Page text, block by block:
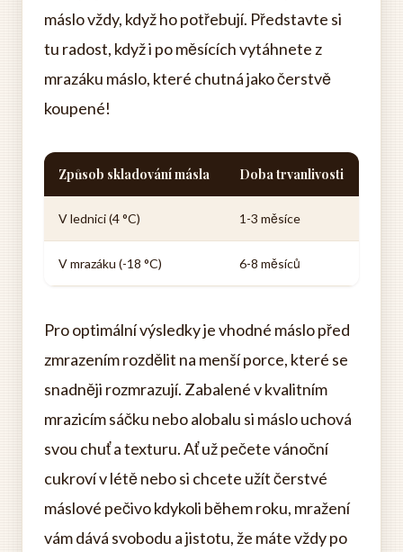
máslo vždy, když ho potřebují. Představte si
tu radost, když i po měsících vytáhnete z
mrazáku máslo, které chutná jako čerstvě
koupené!
Způsob skladování másla Doba trvanlivosti
V lednici (4 °C) 1-3 měsíce
V mrazáku (-18 °C) 6-8 měsíců
Pro optimální výsledky je vhodné máslo před
zmrazením rozdělit na menší porce, které se
snadněji rozmrazují. Zabalené v kvalitním
mrazicím sáčku nebo alobalu si máslo uchová
svou chuť a texturu. Ať už pečete vánoční
cukroví v létě nebo si chcete užít čerstvé
máslové pečivo kdykoli během roku, mražení
vám dává svobodu a jistotu, že máte vždy po